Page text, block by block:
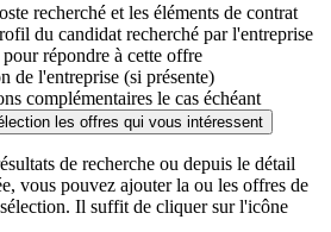
recherché et les éléments de contrat
du candidat recherché par l'entreprise
répondre à cette offre
de l'entreprise (si présente)
complémentaires le cas échéant
les offres qui vous intéressent
de recherche ou depuis le détail
vous pouvez ajouter la ou les offres de
Il suffit de cliquer sur l'icône